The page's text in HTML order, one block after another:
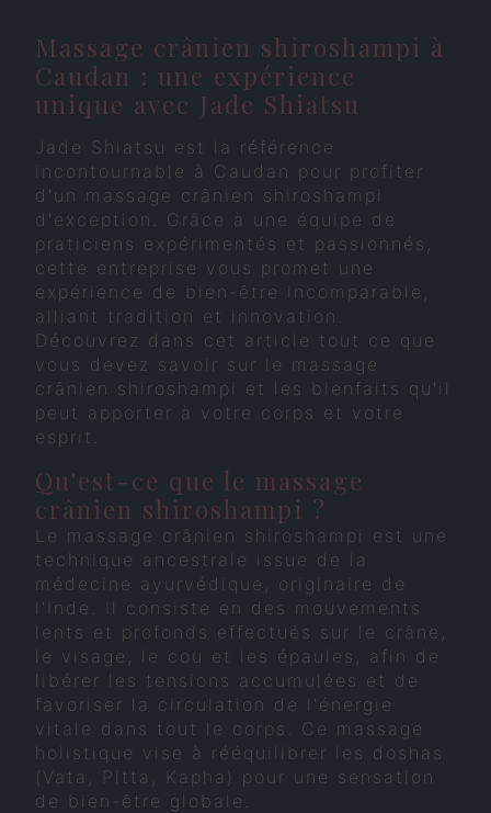
Massage crânien shiroshampi à
Caudan : une expérience
unique avec Jade Shiatsu
Jade Shiatsu est la référence
incontournable à Caudan pour profiter
d'un massage crânien shiroshampi
d'exception. Grâce à une équipe de
praticiens expérimentés et passionnés,
cette entreprise vous promet une
expérience de bien-être incomparable,
alliant tradition et innovation.
Découvrez dans cet article tout ce que
vous devez savoir sur le massage
crânien shiroshampi et les bienfaits qu'il
peut apporter à votre corps et votre
esprit.
Qu'est-ce que le massage
crânien shiroshampi ?
Le massage crânien shiroshampi est une
technique ancestrale issue de la
médecine ayurvédique, originaire de
l'Inde. Il consiste en des mouvements
lents et profonds effectués sur le crâne,
le visage, le cou et les épaules, afin de
libérer les tensions accumulées et de
favoriser la circulation de l'énergie
vitale dans tout le corps. Ce massage
holistique vise à rééquilibrer les doshas
(Vata, Pitta, Kapha) pour une sensation
de bien-être globale.